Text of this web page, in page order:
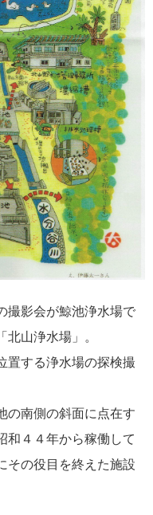
撮影会が鯨池浄水場で
山浄水場」。
置する浄水場の探検撮
の南側の斜面に点在す
和４４年から稼働して
その役目を終えた施設